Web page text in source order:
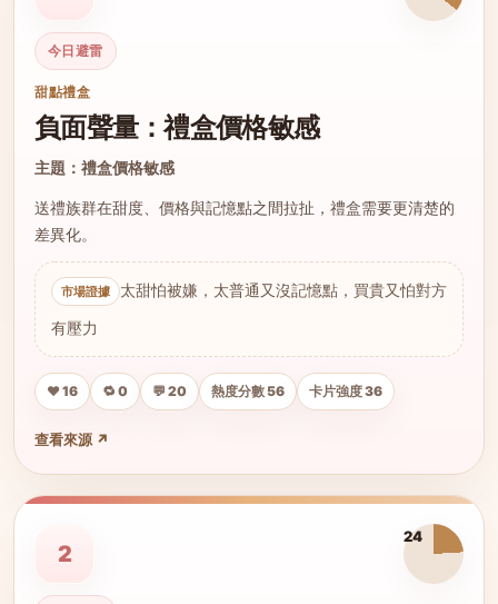
今日避雷
甜點禮盒
負面聲量：禮盒價格敏感
主題：禮盒價格敏感
送禮族群在甜度、價格與記憶點之間拉扯，禮盒需要更清楚的
差異化。
太甜怕被嫌，太普通又沒記憶點，買貴又怕對方
有壓力
❤️ 16 🔁 0 💬 20 熱度分數 56 卡片強度 36
查看來源 ↗
2
24